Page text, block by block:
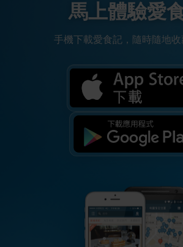
馬上體驗愛
手機下載愛食記，隨時隨地收